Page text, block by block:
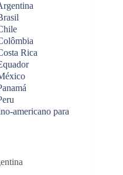
Rica
americano para